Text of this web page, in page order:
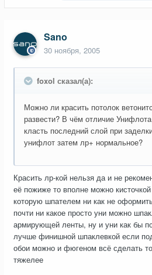
Sano
30 ноября, 2005
foxol сказал(а):
Можно ли красить потолок
развести? В чём отличие
класть последний слой при
унифлот затем лр+ нормальное?
Красить лр-кой нельзя да и не
её пожиже то вполне можно
которую шпателем ни как не
почти ни какое просто уни можно
армирующей ленты, ну и уни как бы
лучше финишной шпаклевкой если
обои можно и фюгеном всё сделать
тяжелее